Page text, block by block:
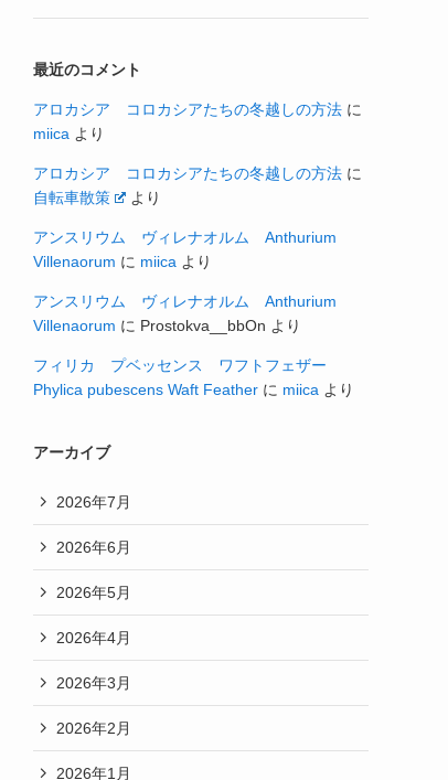
最近のコメント
アロカシア コロカシアたちの冬越しの方法 に
miica より
アロカシア コロカシアたちの冬越しの方法 に
自転車散策
より
アンスリウム ヴィレナオルム Anthurium
Villenaorum に miica より
アンスリウム ヴィレナオルム Anthurium
Villenaorum に Prostokva__bbOn より
フィリカ プベッセンス ワフトフェザー
Phylica pubescens Waft Feather に miica より
アーカイブ
2026年7月
2026年6月
2026年5月
2026年4月
2026年3月
2026年2月
2026年1月